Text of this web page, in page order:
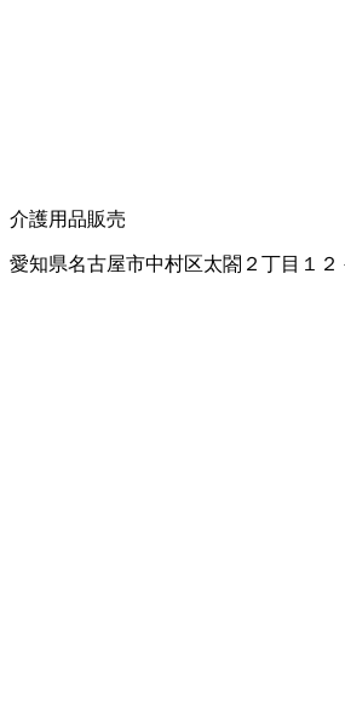
介護用品販売
愛知県名古屋市中村区太閤２丁目１２